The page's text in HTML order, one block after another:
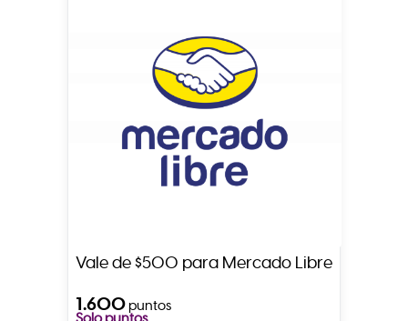
Vale de $500 para Mercado Libre
1.600puntos